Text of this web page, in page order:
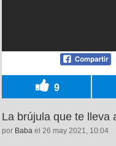
9
La brújula que te lleva
por Baba el 26 may 2021, 10:04